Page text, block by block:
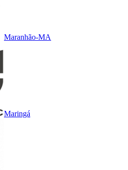
Maranhão-MA
Maringá